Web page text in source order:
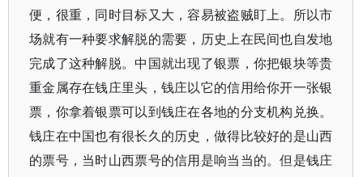
便，很重，同时目标又大，容易被盗贼盯上。所以市
场就有一种要求解脱的需要，历史上在民间也自发地
完成了这种解脱。中国就出现了银票，你把银块等贵
重金属存在钱庄里头，钱庄以它的信用给你开一张银
票，你拿着银票可以到钱庄在各地的分支机构兑换。
钱庄在中国也有很长久的历史，做得比较好的是山西
的票号，当时山西票号的信用是响当当的。但是钱庄